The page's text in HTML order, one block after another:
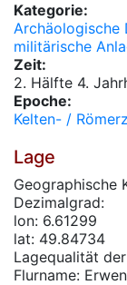
Kategorie:
Archäologische
militärische
Zeit:
2. Hälfte 4.
Epoche:
Kelten- /
Lage
Geographische
Dezimalgrad:
lon: 6.61299
lat: 49.84734
Lagequalität
Flurname: Erwen